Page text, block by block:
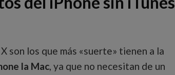
son los que más «suerte» tienen a la
la Mac, ya que no necesitan de un